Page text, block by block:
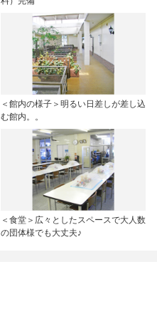
＜館内の様子＞明るい日差しが差し込
む館内。。
＜食堂＞広々としたスペースで大人数
の団体様でも大丈夫♪